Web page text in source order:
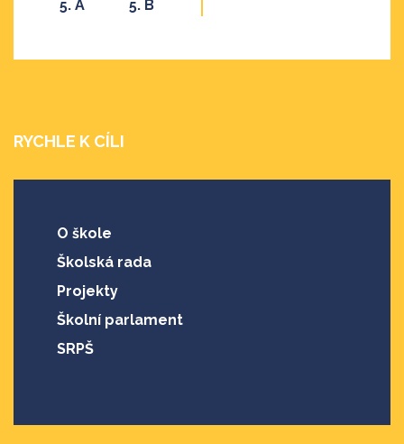
5. A 5. B
RYCHLE K CÍLI
O škole
Školská rada
Projekty
Školní parlament
SRPŠ